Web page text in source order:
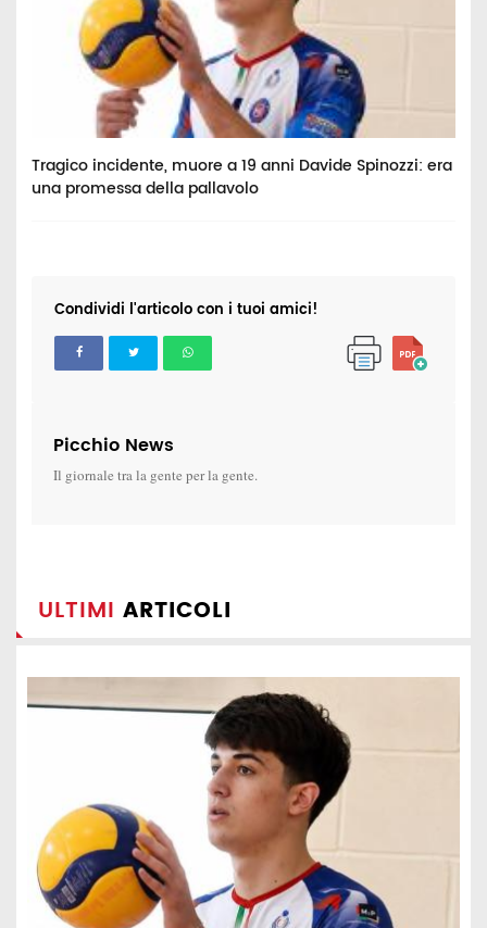
Tragico incidente, muore a 19 anni Davide Spinozzi: era
una promessa della pallavolo
Condividi l'articolo con i tuoi amici!
Picchio News
Il giornale tra la gente per la gente.
ULTIMI ARTICOLI